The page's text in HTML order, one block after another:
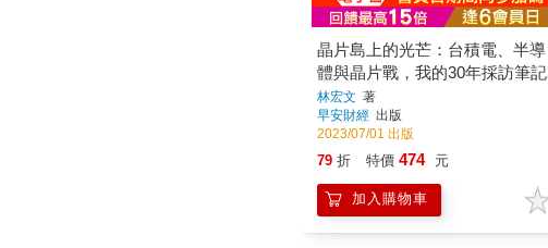
晶片島上的光芒：台積電、半導
體與晶片戰，我的30年採訪筆記
林宏文 著
早安財經 出版
2023/07/01 出版
79 折 特價 474 元
加入購物車